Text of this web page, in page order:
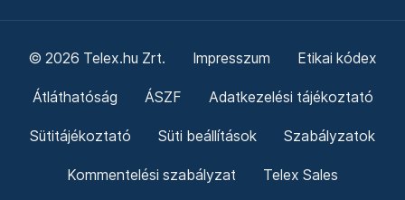
© 2026 Telex.hu Zrt. Impresszum Etikai kódex
Átláthatóság ÁSZF Adatkezelési tájékoztató
Sütitájékoztató Süti beállítások Szabályzatok
Kommentelési szabályzat Telex Sales